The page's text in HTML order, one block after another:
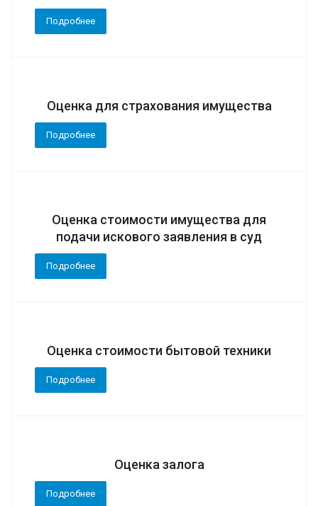
Подробнее
Оценка для страхования имущества
Подробнее
Оценка стоимости имущества для
подачи искового заявления в суд
Подробнее
Оценка стоимости бытовой техники
Подробнее
Оценка залога
Подробнее